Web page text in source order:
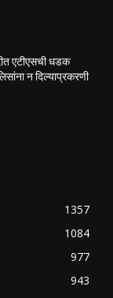
एटीएसची धडक
न दिल्याप्रकरणी
1357
1084
977
943